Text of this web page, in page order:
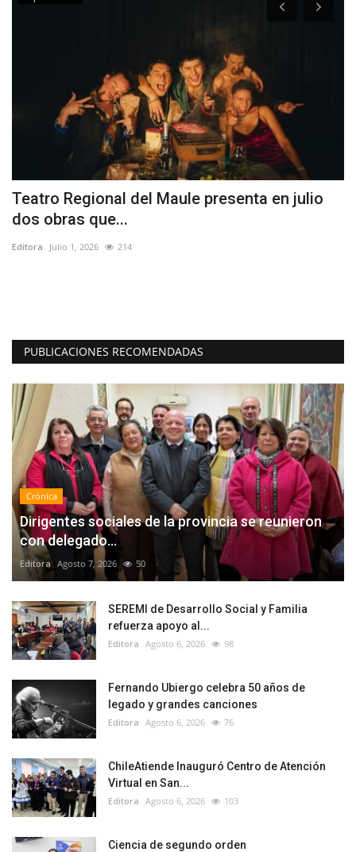
Teatro Regional del Maule presenta en julio
dos obras que...
Editora Julio 1, 2026 214
PUBLICACIONES RECOMENDADAS
Crónica
Dirigentes sociales de la provincia se reunieron
con delegado...
Editora Agosto 7, 2026 50
SEREMI de Desarrollo Social y Familia
refuerza apoyo al...
Editora Agosto 6, 2026 98
Fernando Ubiergo celebra 50 años de
legado y grandes canciones
Editora Agosto 6, 2026 76
ChileAtiende Inauguró Centro de Atención
Virtual en San...
Editora Agosto 6, 2026 103
Ciencia de segundo orden